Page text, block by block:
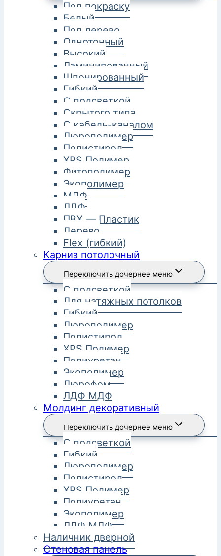
Под покраску
Белый
Под дерево
Однотонный
Высокий
Ламинированный
Шпонированный
Гибкий
С подсветкой
Скрытого типа
С кабель-каналом
Дюрополимер
Полистирол
XPS Полимер
Фитополимер
Экополимер
МДФ
ЛДФ
ПВХ — Пластик
Дерево
Flex (гибкий)
Карниз потолочный
Переключить дочернее меню
С подсветкой
Для натяжных потолков
Гибкий
Дюрополимер
Полистирол
XPS Полимер
Полиуретан
Экополимер
Дюрофом
ЛДФ МДФ
Молдинг декоративный
Переключить дочернее меню
С подсветкой
Гибкий
Дюрополимер
Полистирол
XPS Полимер
Полиуретан
Экополимер
ЛДФ МДФ
Наличник дверной
Стеновая панель